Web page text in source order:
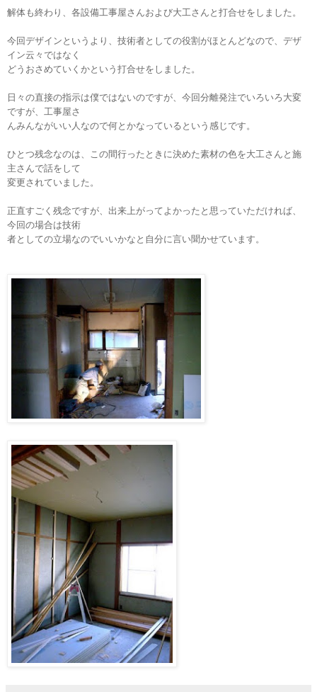
解体も終わり、各設備工事屋さんおよび大工さんと打合せをしました。
今回デザインというより、技術者としての役割がほとんどなので、デザ
イン云々ではなく
どうおさめていくかという打合せをしました。
日々の直接の指示は僕ではないのですが、今回分離発注でいろいろ大変
ですが、工事屋さ
んみんながいい人なので何とかなっているという感じです。
ひとつ残念なのは、この間行ったときに決めた素材の色を大工さんと施
主さんで話をして
変更されていました。
正直すごく残念ですが、出来上がってよかったと思っていただければ、
今回の場合は技術
者としての立場なのでいいかなと自分に言い聞かせています。